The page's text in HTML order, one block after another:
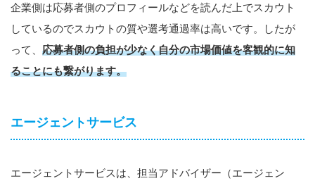
企業側は応募者側のプロフィールなどを読んだ上でスカウト
しているのでスカウトの質や選考通過率は高いです。したが
って、 応募者側の負担が少なく自分の市場価値を客観的に知
ることにも繋がります。
エージェントサービス
エージェントサービスは、担当アドバイザー（エージェン